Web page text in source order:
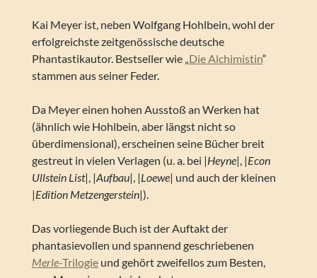
Kai Meyer ist, neben Wolfgang Hohlbein, wohl der
erfolgreichste zeitgenössische deutsche
Phantastikautor. Bestseller wie „Die Alchimistin“
stammen aus seiner Feder.
Da Meyer einen hohen Ausstoß an Werken hat
(ähnlich wie Hohlbein, aber längst nicht so
überdimensional), erscheinen seine Bücher breit
gestreut in vielen Verlagen (u. a. bei |Heyne|, |Econ
Ullstein List|, |Aufbau|, |Loewe| und auch der kleinen
|Edition Metzengerstein|).
Das vorliegende Buch ist der Auftakt der
phantasievollen und spannend geschriebenen
Merle-Trilogieund gehört zweifellos zum Besten,